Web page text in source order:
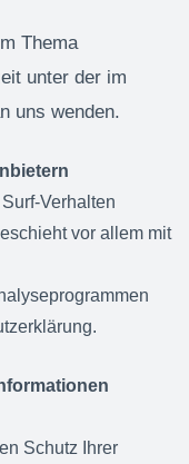
Thema
unter der im
uns wenden.
Verhalten
vor allem mit
Schutz Ihrer